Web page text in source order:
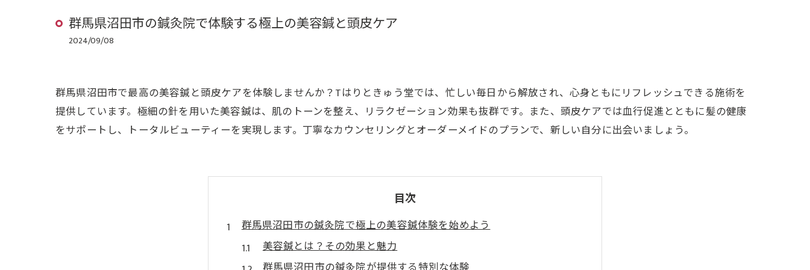
群馬県沼田市の鍼灸院で体験する極上の美容鍼と頭皮ケア
2024/09/08
群馬県沼田市で最高の美容鍼と頭皮ケアを体験しませんか？Tはりときゅう堂では、忙しい毎日から解放され、心身ともにリフレッシュできる施術を
提供しています。極細の針を用いた美容鍼は、肌のトーンを整え、リラクゼーション効果も抜群です。また、頭皮ケアでは血行促進とともに髪の健康
をサポートし、トータルビューティーを実現します。丁寧なカウンセリングとオーダーメイドのプランで、新しい自分に出会いましょう。
目次
群馬県沼田市の鍼灸院で極上の美容鍼体験を始めよう
美容鍼とは？その効果と魅力